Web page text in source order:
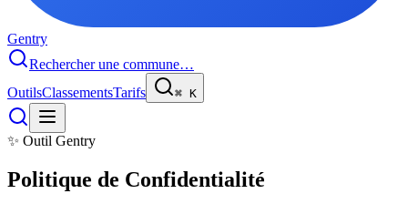
Gentry
Rechercher une commune…
OutilsClassementsTarifs ⌘ K
✨ Outil Gentry
Politique de Confidentialité